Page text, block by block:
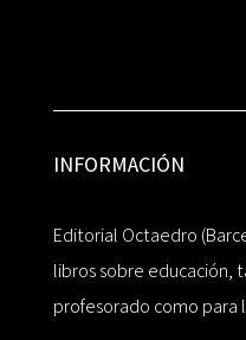
INFORMACIÓN
Editorial Octaedro
libros sobre educación,
profesorado como para